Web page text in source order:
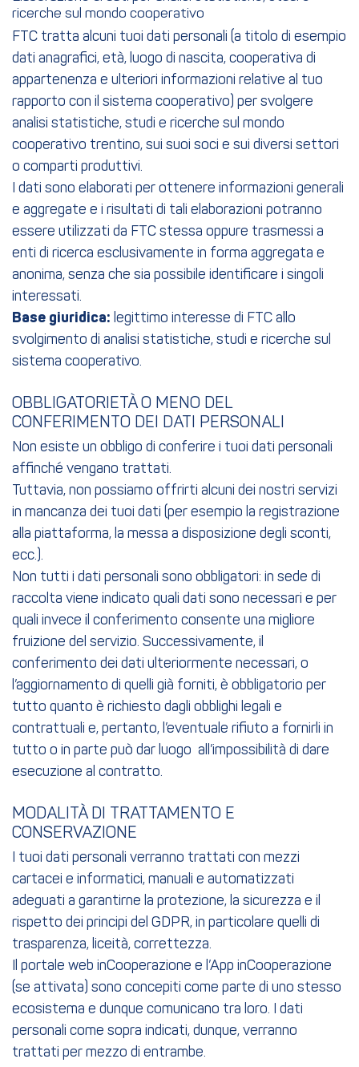
ricerche sul mondo cooperativo
FTC tratta alcuni tuoi dati personali (a titolo di esempio
dati anagrafici, età, luogo di nascita, cooperativa di
appartenenza e ulteriori informazioni relative al tuo
rapporto con il sistema cooperativo) per svolgere
analisi statistiche, studi e ricerche sul mondo
cooperativo trentino, sui suoi soci e sui diversi settori
o comparti produttivi.
I dati sono elaborati per ottenere informazioni generali
e aggregate e i risultati di tali elaborazioni potranno
essere utilizzati da FTC stessa oppure trasmessi a
enti di ricerca esclusivamente in forma aggregata e
anonima, senza che sia possibile identificare i singoli
interessati.
Base giuridica: legittimo interesse di FTC allo
svolgimento di analisi statistiche, studi e ricerche sul
sistema cooperativo.
OBBLIGATORIETÀ O MENO DEL
CONFERIMENTO DEI DATI PERSONALI
Non esiste un obbligo di conferire i tuoi dati personali
affinché vengano trattati.
Tuttavia, non possiamo offrirti alcuni dei nostri servizi
in mancanza dei tuoi dati (per esempio la registrazione
alla piattaforma, la messa a disposizione degli sconti,
ecc.).
Non tutti i dati personali sono obbligatori: in sede di
raccolta viene indicato quali dati sono necessari e per
quali invece il conferimento consente una migliore
fruizione del servizio. Successivamente, il
conferimento dei dati ulteriormente necessari, o
l’aggiornamento di quelli già forniti, è obbligatorio per
tutto quanto è richiesto dagli obblighi legali e
contrattuali e, pertanto, l’eventuale rifiuto a fornirli in
tutto o in parte può dar luogo all’impossibilità di dare
esecuzione al contratto.
MODALITÀ DI TRATTAMENTO E
CONSERVAZIONE
I tuoi dati personali verranno trattati con mezzi
cartacei e informatici, manuali e automatizzati
adeguati a garantirne la protezione, la sicurezza e il
rispetto dei principi del GDPR, in particolare quelli di
trasparenza, liceità, correttezza.
Il portale web inCooperazione e l’App inCooperazione
(se attivata) sono concepiti come parte di uno stesso
ecosistema e dunque comunicano tra loro. I dati
personali come sopra indicati, dunque, verranno
trattati per mezzo di entrambe.